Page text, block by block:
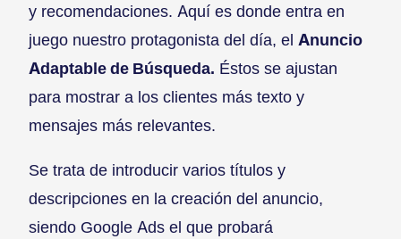
y recomendaciones. Aquí es donde entra en
juego nuestro protagonista del día, el Anuncio
Adaptable de Búsqueda. Éstos se ajustan
para mostrar a los clientes más texto y
mensajes más relevantes.
Se trata de introducir varios títulos y
descripciones en la creación del anuncio,
siendo Google Ads el que probará